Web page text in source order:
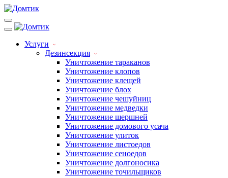
Услуги
Дезинсекция
Уничтожение тараканов
Уничтожение клопов
Уничтожение клещей
Уничтожение блох
Уничтожение чешуйниц
Уничтожение медведки
Уничтожение шершней
Уничтожение домового усача
Уничтожение улиток
Уничтожение листоедов
Уничтожение сеноедов
Уничтожение долгоносика
Уничтожение точильщиков